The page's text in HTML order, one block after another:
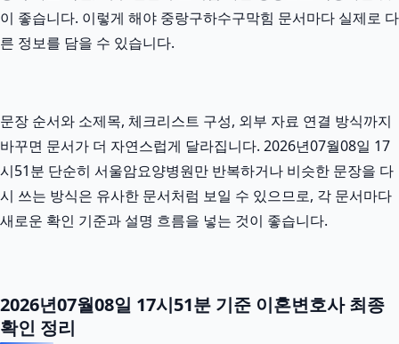
이 좋습니다. 이렇게 해야 중랑구하수구막힘 문서마다 실제로 다
른 정보를 담을 수 있습니다.
문장 순서와 소제목, 체크리스트 구성, 외부 자료 연결 방식까지
바꾸면 문서가 더 자연스럽게 달라집니다. 2026년07월08일 17
시51분 단순히 서울암요양병원만 반복하거나 비슷한 문장을 다
시 쓰는 방식은 유사한 문서처럼 보일 수 있으므로, 각 문서마다
새로운 확인 기준과 설명 흐름을 넣는 것이 좋습니다.
2026년07월08일 17시51분 기준 이혼변호사 최종
확인 정리